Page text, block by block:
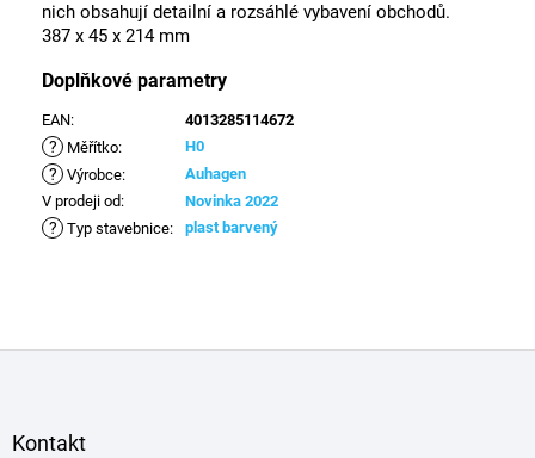
nich obsahují detailní a rozsáhlé vybavení obchodů.
387 x 45 x 214 mm
Doplňkové parametry
EAN: 4013285114672
? Měřítko: H0
? Výrobce:
Auhagen
V prodeji od: Novinka 2022
? Typ stavebnice: plast barvený
Kontakt